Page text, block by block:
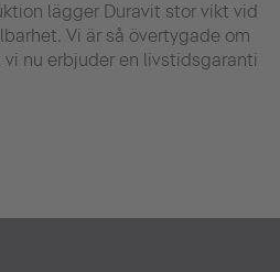
lägger Duravit stor vikt vid
Vi är så övertygade om
nu erbjuder en livstidsgaranti